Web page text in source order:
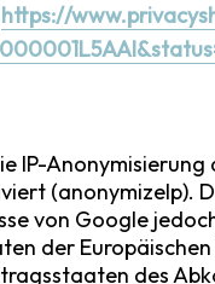
https://
IP-Anonymisierung
(anonymizeIp).
von Google
der
des